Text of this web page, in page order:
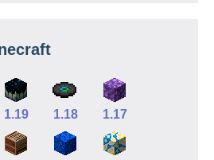
1.19 1.18 1.17